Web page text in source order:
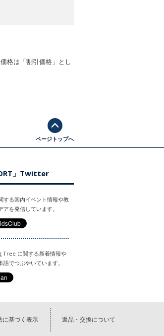
格は「割引価格」とし
ページトップへ
ORT」Twitter
する国内イベント情報や教
を発信しています。
に関する新着情報や
でつぶやいています。
に基づく表示 返品・交換について